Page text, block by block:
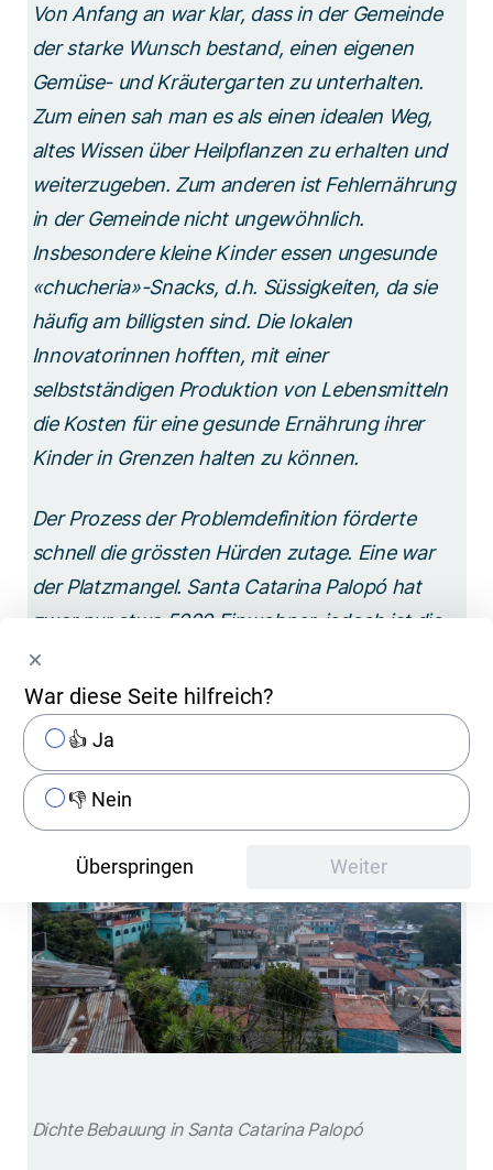
Von Anfang an war klar, dass in der Gemeinde
der starke Wunsch bestand, einen eigenen
Gemüse- und Kräutergarten zu unterhalten.
Zum einen sah man es als einen idealen Weg,
altes Wissen über Heilpflanzen zu erhalten und
weiterzugeben. Zum anderen ist Fehlernährung
in der Gemeinde nicht ungewöhnlich.
Insbesondere kleine Kinder essen ungesunde
«chucheria»-Snacks, d.h. Süssigkeiten, da sie
häufig am billigsten sind. Die lokalen
Innovatorinnen hofften, mit einer
selbstständigen Produktion von Lebensmitteln
die Kosten für eine gesunde Ernährung ihrer
Kinder in Grenzen halten zu können.
Der Prozess der Problemdefinition förderte
schnell die grössten Hürden zutage. Eine war
der Platzmangel. Santa Catarina Palopó hat
zwar nur etwa 5000 Einwohner, jedoch ist die
Stadt ziemlich dicht bebaut, weshalb es nur
wenig Raum für private Gärten von brauchbarer
Grösse gibt.
Dichte Bebauung in Santa Catarina Palopó
War diese Seite hilfreich?
👍 Ja
👎 Nein
Weiter
Überspringen